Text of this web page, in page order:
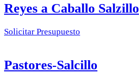
Reyes a Caballo Salzillo
Solicitar Presupuesto
Pastores-Salcillo